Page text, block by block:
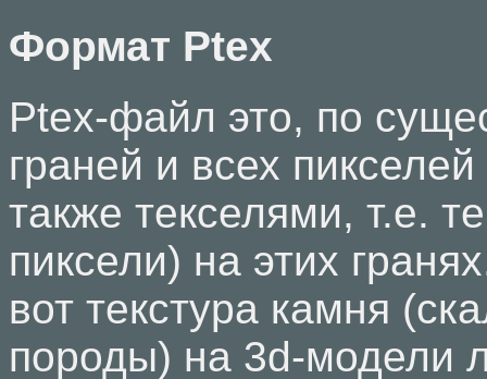
Формат Ptex
Ptex-файл это, по
граней и всех
также текселями, т.е.
пиксели) на этих
вот текстура камня
породы) на 3d-модели